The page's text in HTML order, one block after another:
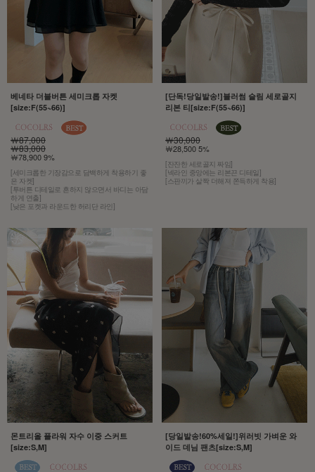
베네타 더블버튼 세미크롭 자켓
[size:F(55~66)]
￦87,000
￦83,000
￦78,900 9%
[세미크롭한 기장감으로 담백하게 착용하기 좋
은 자켓]
[투버튼 디테일로 흔하지 않으면서 바디는 아담
하게 연출]
[낮은 포켓과 라운드한 허리단 라인]
[단독!당일발송!]블러썸 슬림 세로골지
리본 티[size:F(55~66)]
￦30,000
￦28,500 5%
[잔잔한 세로골지 짜임]
[넥라인 중앙에는 리본끈 디테일]
[스판끼가 살짝 더해져 쫀득하게 착용]
몬트리올 플라워 자수 이중 스커트
[size:S,M]
[당일발송!60%세일!]위러빗 가벼운 와
이드 데님 팬츠[size:S,M]